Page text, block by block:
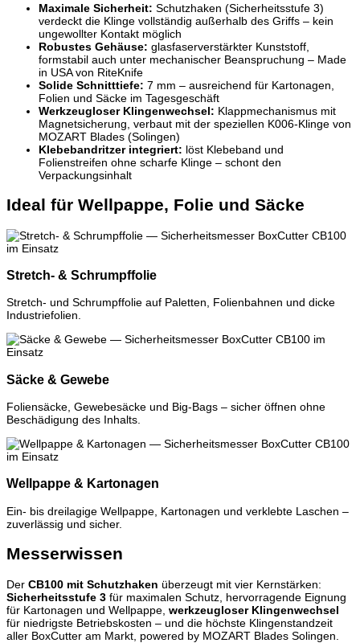
Maximale Sicherheit: Schutzhaken (Sicherheitsstufe 3)
verdeckt die Klinge vollständig außerhalb des Griffs – kein
ungewollter Kontakt möglich
Robustes Gehäuse: glasfaserverstärkter Kunststoff,
formstabil auch unter mechanischer Beanspruchung – Made
in USA von RiteKnife
Solide Schnitttiefe: 7 mm – ausreichend für Kartonagen,
Folien und Säcke im Tagesgeschäft
Werkzeugloser Klingenwechsel: Klappmechanismus mit
Magnetsicherung, verbaut mit der speziellen K006-Klinge von
MOZART Blades (Solingen)
Klebebandritzer integriert: löst Klebeband und
Folienstreifen ohne scharfe Klinge – schont den
Verpackungsinhalt
Ideal für Wellpappe, Folie und Säcke
Stretch- & Schrumpffolie
Stretch- und Schrumpffolie auf Paletten, Folienbahnen und dicke
Industriefolien.
Säcke & Gewebe
Foliensäcke, Gewebesäcke und Big-Bags – sicher öffnen ohne
Beschädigung des Inhalts.
Wellpappe & Kartonagen
Ein- bis dreilagige Wellpappe, Kartonagen und verklebte Laschen –
zuverlässig und sicher.
Messerwissen
Der CB100 mit Schutzhaken überzeugt mit vier Kernstärken:
Sicherheitsstufe 3 für maximalen Schutz, hervorragende Eignung
für Kartonagen und Wellpappe, werkzeugloser Klingenwechsel
für niedrigste Betriebskosten – und die höchste Klingenstandzeit
aller BoxCutter am Markt, powered by MOZART Blades Solingen.